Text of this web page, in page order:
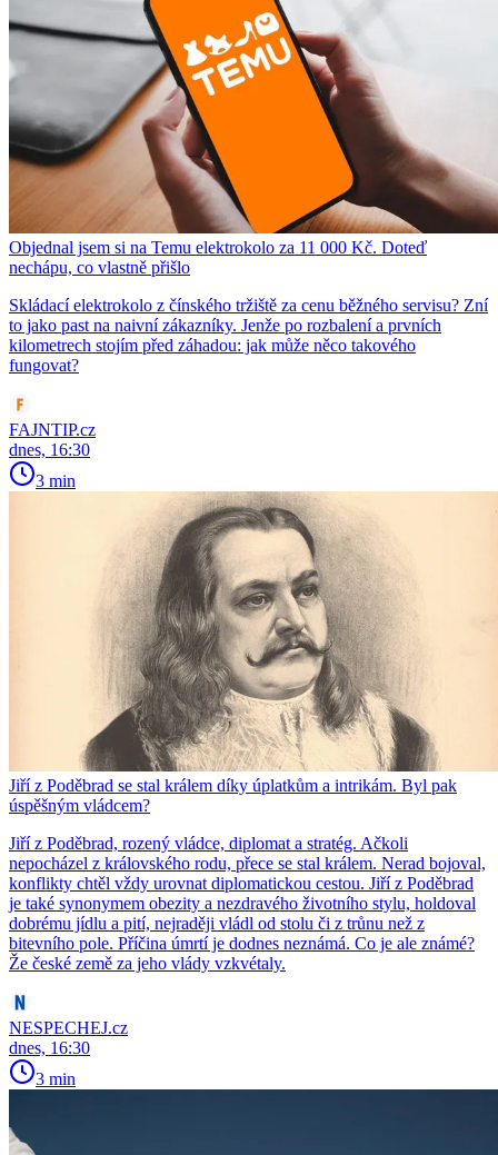
Objednal jsem si na Temu elektrokolo za 11 000 Kč. Doteď
nechápu, co vlastně přišlo
Skládací elektrokolo z čínského tržiště za cenu běžného servisu? Zní
to jako past na naivní zákazníky. Jenže po rozbalení a prvních
kilometrech stojím před záhadou: jak může něco takového
fungovat?
FAJNTIP.cz
dnes, 16:30
3 min
Jiří z Poděbrad se stal králem díky úplatkům a intrikám. Byl pak
úspěšným vládcem?
Jiří z Poděbrad, rozený vládce, diplomat a stratég. Ačkoli
nepocházel z královského rodu, přece se stal králem. Nerad bojoval,
konflikty chtěl vždy urovnat diplomatickou cestou. Jiří z Poděbrad
je také synonymem obezity a nezdravého životního stylu, holdoval
dobrému jídlu a pití, nejraději vládl od stolu či z trůnu než z
bitevního pole. Příčina úmrtí je dodnes neznámá. Co je ale známé?
Že české země za jeho vlády vzkvétaly.
NESPECHEJ.cz
dnes, 16:30
3 min